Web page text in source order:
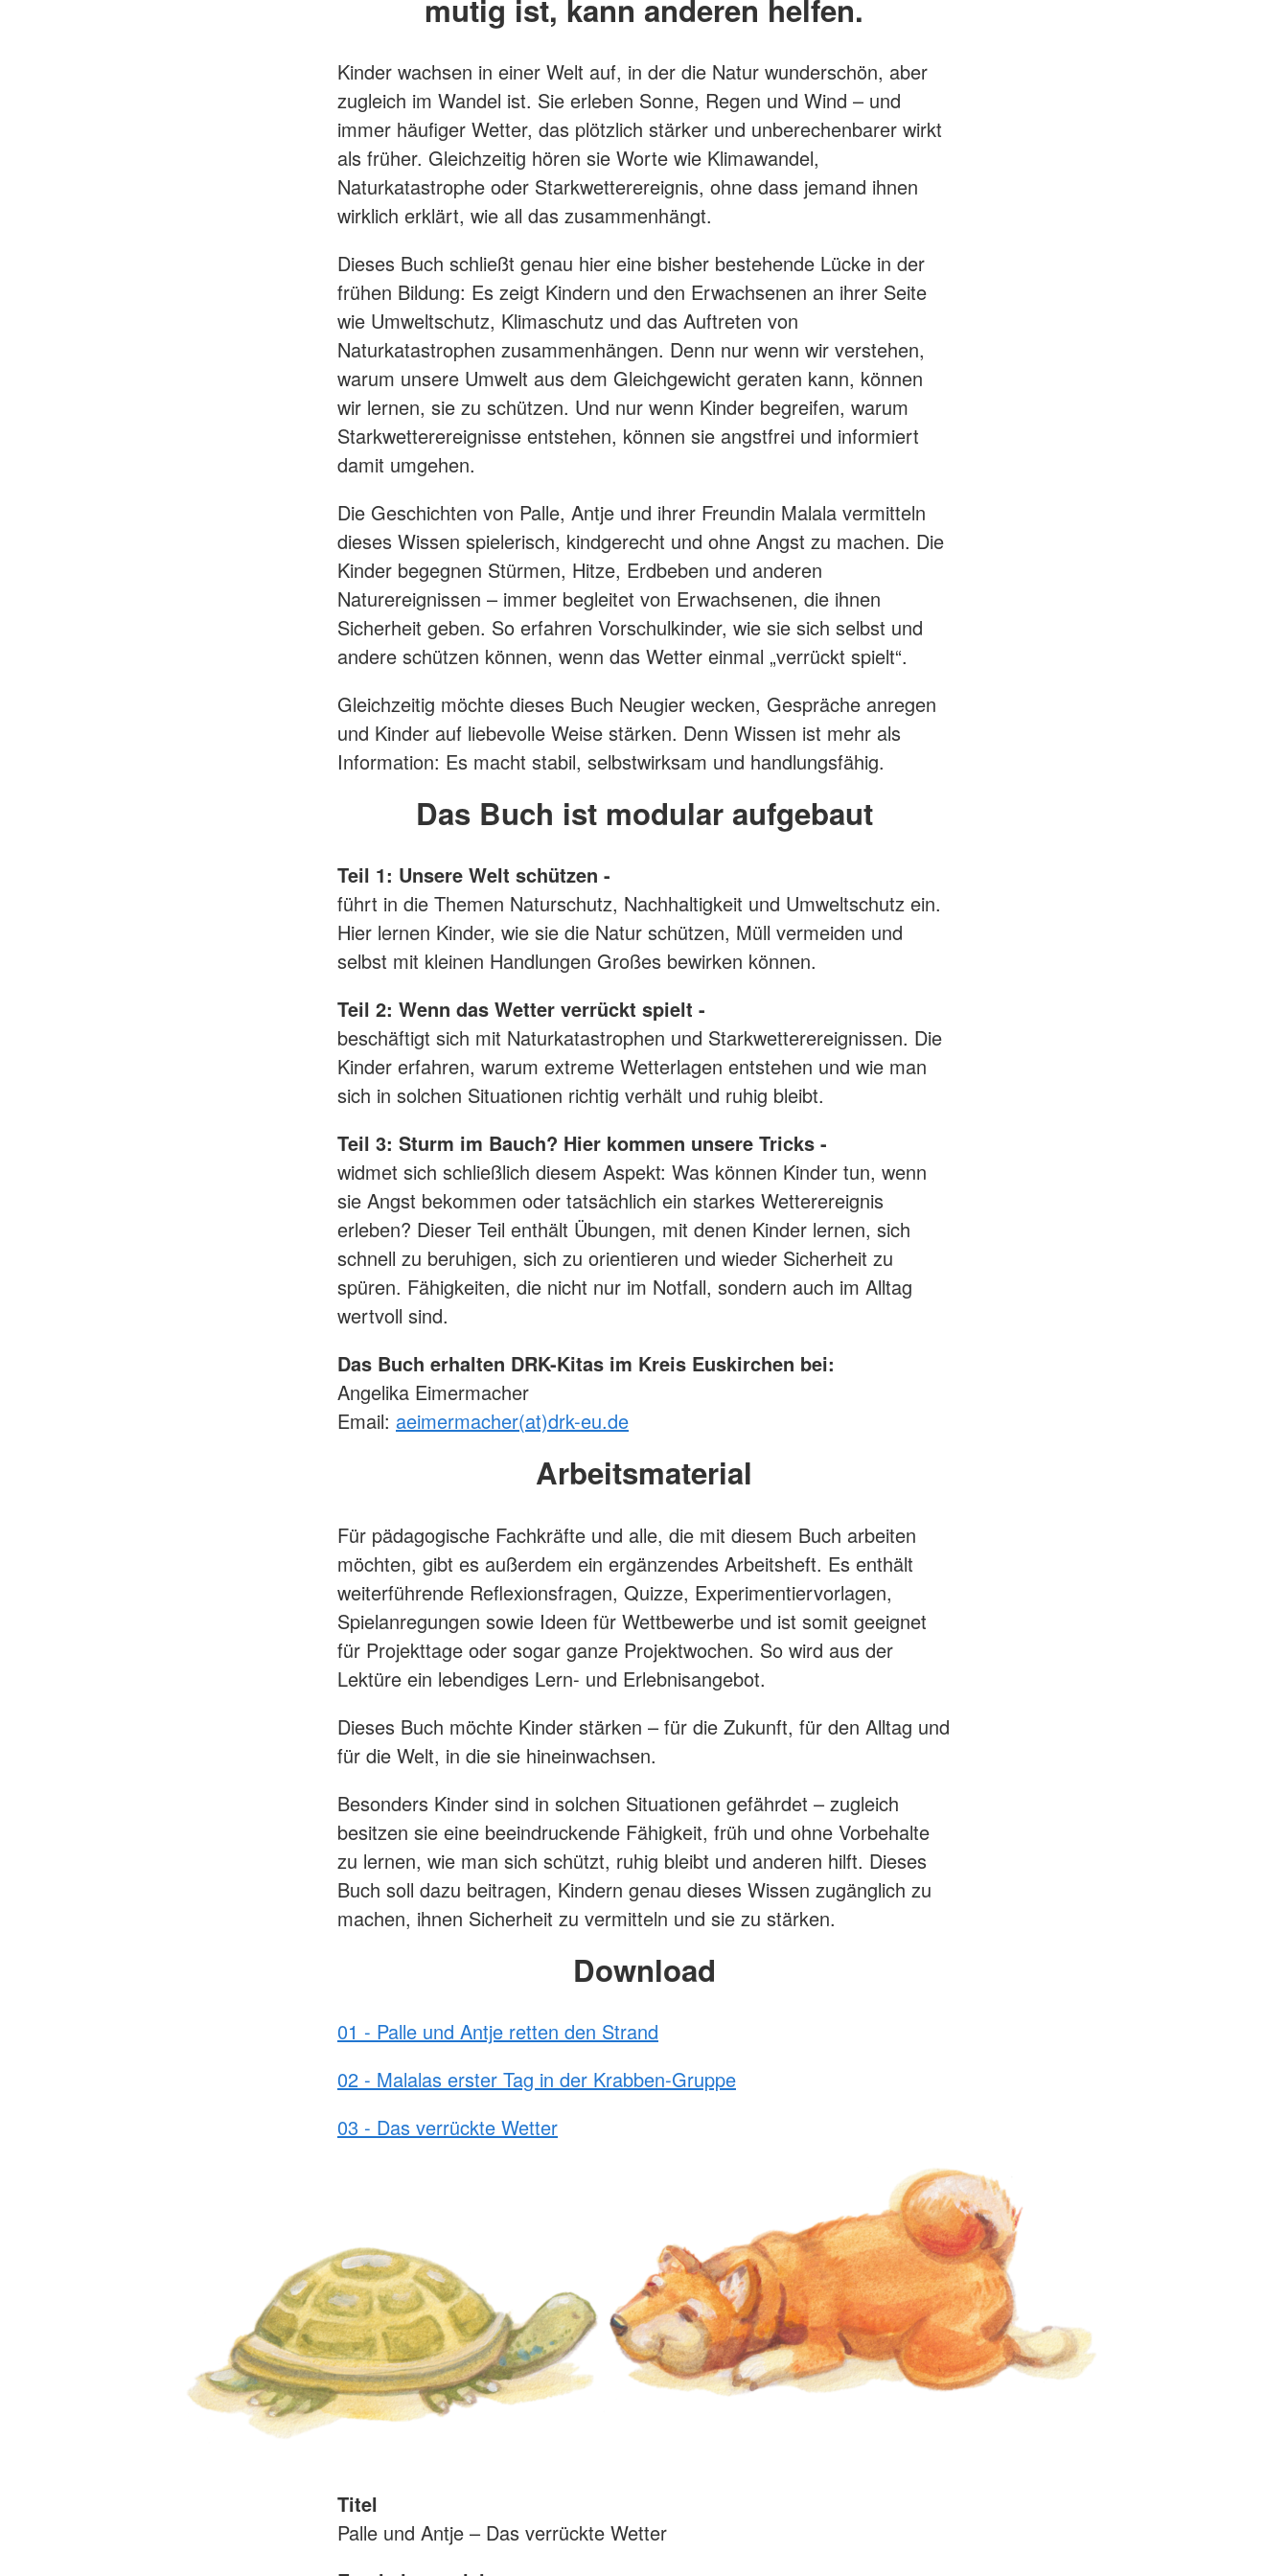
mutig ist, kann anderen helfen.
Kinder wachsen in einer Welt auf, in der die Natur wunderschön, aber
zugleich im Wandel ist. Sie erleben Sonne, Regen und Wind – und
immer häufiger Wetter, das plötzlich stärker und unberechenbarer wirkt
als früher. Gleichzeitig hören sie Worte wie Klimawandel,
Naturkatastrophe oder Starkwetterereignis, ohne dass jemand ihnen
wirklich erklärt, wie all das zusammenhängt.
Dieses Buch schließt genau hier eine bisher bestehende Lücke in der
frühen Bildung: Es zeigt Kindern und den Erwachsenen an ihrer Seite
wie Umweltschutz, Klimaschutz und das Auftreten von
Naturkatastrophen zusammenhängen. Denn nur wenn wir verstehen,
warum unsere Umwelt aus dem Gleichgewicht geraten kann, können
wir lernen, sie zu schützen. Und nur wenn Kinder begreifen, warum
Starkwetterereignisse entstehen, können sie angstfrei und informiert
damit umgehen.
Die Geschichten von Palle, Antje und ihrer Freundin Malala vermitteln
dieses Wissen spielerisch, kindgerecht und ohne Angst zu machen. Die
Kinder begegnen Stürmen, Hitze, Erdbeben und anderen
Naturereignissen – immer begleitet von Erwachsenen, die ihnen
Sicherheit geben. So erfahren Vorschulkinder, wie sie sich selbst und
andere schützen können, wenn das Wetter einmal „verrückt spielt“.
Gleichzeitig möchte dieses Buch Neugier wecken, Gespräche anregen
und Kinder auf liebevolle Weise stärken. Denn Wissen ist mehr als
Information: Es macht stabil, selbstwirksam und handlungsfähig.
Das Buch ist modular aufgebaut
Teil 1: Unsere Welt schützen -
führt in die Themen Naturschutz, Nachhaltigkeit und Umweltschutz ein.
Hier lernen Kinder, wie sie die Natur schützen, Müll vermeiden und
selbst mit kleinen Handlungen Großes bewirken können.
Teil 2: Wenn das Wetter verrückt spielt -
beschäftigt sich mit Naturkatastrophen und Starkwetterereignissen. Die
Kinder erfahren, warum extreme Wetterlagen entstehen und wie man
sich in solchen Situationen richtig verhält und ruhig bleibt.
Teil 3: Sturm im Bauch? Hier kommen unsere Tricks -
widmet sich schließlich diesem Aspekt: Was können Kinder tun, wenn
sie Angst bekommen oder tatsächlich ein starkes Wetterereignis
erleben? Dieser Teil enthält Übungen, mit denen Kinder lernen, sich
schnell zu beruhigen, sich zu orientieren und wieder Sicherheit zu
spüren. Fähigkeiten, die nicht nur im Notfall, sondern auch im Alltag
wertvoll sind.
Das Buch erhalten DRK-Kitas im Kreis Euskirchen bei:
Angelika Eimermacher
Email: aeimermacher(at)drk-eu.de
Arbeitsmaterial
Für pädagogische Fachkräfte und alle, die mit diesem Buch arbeiten
möchten, gibt es außerdem ein ergänzendes Arbeitsheft. Es enthält
weiterführende Reflexionsfragen, Quizze, Experimentiervorlagen,
Spielanregungen sowie Ideen für Wettbewerbe und ist somit geeignet
für Projekttage oder sogar ganze Projektwochen. So wird aus der
Lektüre ein lebendiges Lern- und Erlebnisangebot.
Dieses Buch möchte Kinder stärken – für die Zukunft, für den Alltag und
für die Welt, in die sie hineinwachsen.
Besonders Kinder sind in solchen Situationen gefährdet – zugleich
besitzen sie eine beeindruckende Fähigkeit, früh und ohne Vorbehalte
zu lernen, wie man sich schützt, ruhig bleibt und anderen hilft. Dieses
Buch soll dazu beitragen, Kindern genau dieses Wissen zugänglich zu
machen, ihnen Sicherheit zu vermitteln und sie zu stärken.
Download
01 - Palle und Antje retten den Strand
02 - Malalas erster Tag in der Krabben-Gruppe
03 - Das verrückte Wetter
Titel
Palle und Antje – Das verrückte Wetter